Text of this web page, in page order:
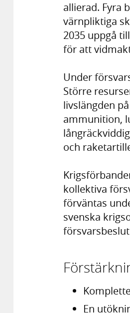
allierad. Fyra
värnpliktiga
2035 uppgå
för att
Under
Större
livslängden
ammunition,
och
kollektiva
förväntas
svenska
En